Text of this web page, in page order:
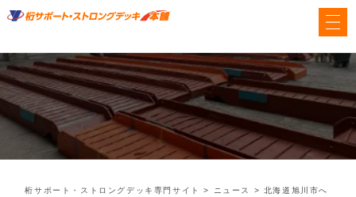
桁サポート・ストロングデッキ専門サイト > ニュース > 北海道旭川市へ